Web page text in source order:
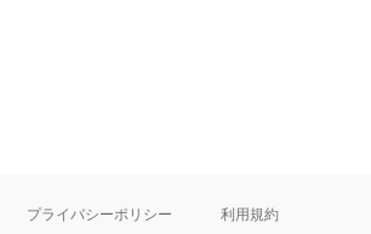
プライバシーポリシー 利用規約